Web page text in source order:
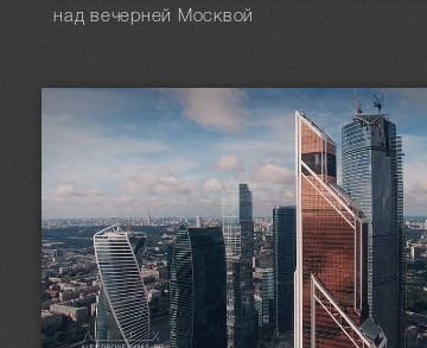
над вечерней Москвой